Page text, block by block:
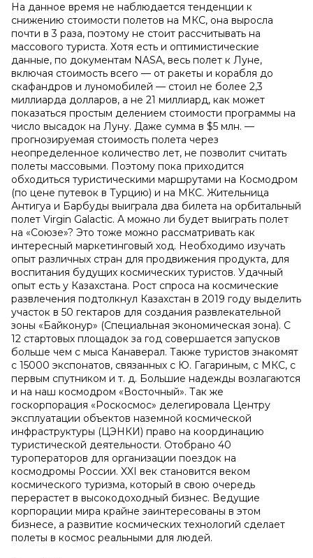
На данное время не наблюдается тенденции к
снижению стоимости полетов на МКС, она выросла
почти в 3 раза, поэтому не стоит рассчитывать на
массового туриста. Хотя есть и оптимистические
данные, по документам NASA, весь полет к Луне,
включая стоимость всего — от ракеты и корабля до
скафандров и луномобилей — стоил не более 2,3
миллиарда долларов, а не 21 миллиард, как может
показаться простым делением стоимости программы на
число высадок на Луну. Даже сумма в $5 млн. —
прогнозируемая стоимость полета через
неопределенное количество лет, не позволит считать
полеты массовыми. Поэтому пока приходится
обходиться туристическими маршрутами на Космодром
(по цене путевок в Турцию) и на МКС. Жительница
Антигуа и Барбуды выиграла два билета на орбитальный
полет Virgin Galactic. А можно ли будет выиграть полет
на «Союзе»? Это тоже можно рассматривать как
интересный маркетинговый ход. Необходимо изучать
опыт различных стран для продвижения продукта, для
воспитания будущих космических туристов. Удачный
опыт есть у Казахстана. Рост спроса на космические
развлечения подтолкнул Казахстан в 2019 году выделить
участок в 50 гектаров для создания развлекательной
зоны «Байконур» (Специальная экономическая зона). С
12 стартовых площадок за год совершается запусков
больше чем с мыса Канаверал. Также туристов знакомят
с 15000 экспонатов, связанных с Ю. Гагариным, с МКС, с
первым спутником и т. д. Большие надежды возлагаются
и на наш космодром «Восточный». Так же
госкорпорация «Роскосмос» делегировала Центру
эксплуатации объектов наземной космической
инфраструктуры (ЦЭНКИ) право на координацию
туристической деятельности. Отобрано 40
туроператоров для организации поездок на
космодромы России. XXI век становится веком
космического туризма, который в свою очередь
перерастет в высокодоходный бизнес. Ведущие
корпорации мира крайне заинтересованы в этом
бизнесе, а развитие космических технологий сделает
полеты в космос реальными для людей.